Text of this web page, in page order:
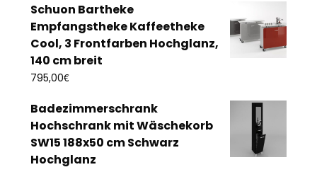
Schuon Bartheke
Empfangstheke Kaffeetheke
Cool, 3 Frontfarben Hochglanz,
140 cm breit
795,00€
Badezimmerschrank
Hochschrank mit Wäschekorb
SW15 188x50 cm Schwarz
Hochglanz